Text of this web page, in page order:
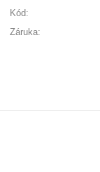
Kód:
Záruka: